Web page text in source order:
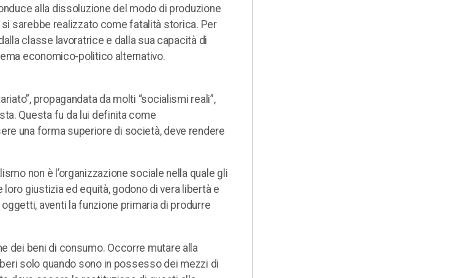
alla dissoluzione del modo di produzione
sarebbe realizzato come fatalità storica. Per
classe lavoratrice e dalla sua capacità di
economico-politico alternativo.
propagandata da molti “socialismi reali”,
Questa fu da lui definita come
una forma superiore di società, deve rendere
non è l’organizzazione sociale nella quale gli
giustizia ed equità, godono di vera libertà e
aventi la funzione primaria di produrre
dei beni di consumo. Occorre mutare alla
solo quando sono in possesso dei mezzi di